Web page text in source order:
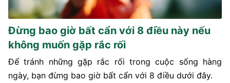
Đừng bao giờ bất cẩn với 8 điều này nếu
không muốn gặp rắc rối
Để tránh những gặp rắc rối trong cuộc sống hàng
ngày, bạn đừng bao giờ bất cẩn với 8 điều dưới đây.